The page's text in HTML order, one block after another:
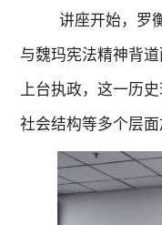
讲座开始，罗
与魏玛宪法精神背
上台执政，这一历
社会结构等多个层面